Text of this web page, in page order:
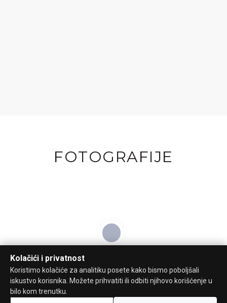
FOTOGRAFIJE
Kolačići i privatnost
Koristimo kolačiće za analitiku posete kako bismo poboljšali
iskustvo korisnika. Možete prihvatiti ili odbiti njihovo korišćenje u
bilo kom trenutku.